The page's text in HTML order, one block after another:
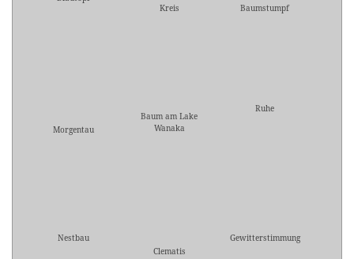
Kreis
Baumstumpf
Morgentau
Baum am Lake
Wanaka
Ruhe
Nestbau
Clematis
Gewitterstimmung